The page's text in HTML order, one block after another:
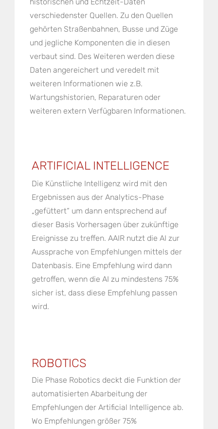
verschiedenster Quellen. Zu den Quellen
gehörten Straßenbahnen, Busse und Züge
und jegliche Komponenten die in diesen
verbaut sind. Des Weiteren werden diese
Daten angereichert und veredelt mit
weiteren Informationen wie z.B.
Wartungshistorien, Reparaturen oder
weiteren extern Verfügbaren Informationen.
ARTIFICIAL INTELLIGENCE
Die Künstliche Intelligenz wird mit den
Ergebnissen aus der Analytics-Phase
„gefüttert“ um dann entsprechend auf
dieser Basis Vorhersagen über zukünftige
Ereignisse zu treffen. AAIR nutzt die AI zur
Aussprache von Empfehlungen mittels der
Datenbasis. Eine Empfehlung wird dann
getroffen, wenn die AI zu mindestens 75%
sicher ist, dass diese Empfehlung passen
wird.
ROBOTICS
Die Phase Robotics deckt die Funktion der
automatisierten Abarbeitung der
Empfehlungen der Artificial Intelligence ab.
Wo Empfehlungen größer 75%